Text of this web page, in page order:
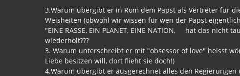
3.Warum übergibt er in Rom dem Papst als Vertreter für
Weisheiten (obwohl wir wissen für wen der Papst
"EINE RASSE, EIN PLANET, EINE NATION, hat das nicht
wiederholt???
3. Warum unterschreibt er mit "obsessor of love" heisst
Liebe besitzen will, dort flieht sie doch!)
4.Warum übergibt er ausgerechnet alles den